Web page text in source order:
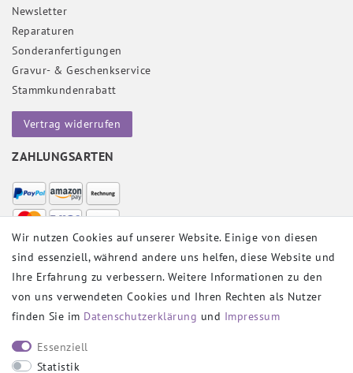
Newsletter
Reparaturen
Sonderanfertigungen
Gravur- & Geschenkservice
Stammkundenrabatt
Vertrag widerrufen
ZAHLUNGSARTEN
VERSANDPARTNER
SOCIAL
Wir nutzen Cookies auf unserer Website. Einige von diesen
sind essenziell, während andere uns helfen, diese Website und
Ihre Erfahrung zu verbessern. Weitere Informationen zu den
von uns verwendeten Cookies und Ihren Rechten als Nutzer
finden Sie im Daten­schutz­erklärung und Impressum
Essenziell
Statistik